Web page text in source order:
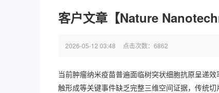
客户文章【Nature
2026-05-12 03:48 点击次数： 6862
当前肿瘤纳米疫苗普遍面临树突状细胞抗原呈递
触形成等关键事件缺乏完整三维空间证据，传统切